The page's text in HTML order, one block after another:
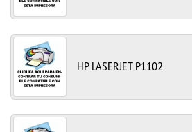
HP LASERJET P1102